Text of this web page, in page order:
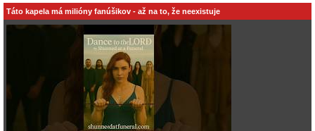
Táto kapela má milióny fanúšikov - až na to, že neexistuje